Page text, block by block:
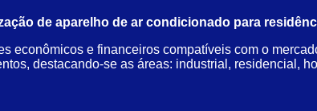
de aparelho de ar condicionado para
econômicos e financeiros compatíveis com o
destacando-se as áreas: industrial, residencial,